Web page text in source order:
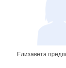
Елизавета